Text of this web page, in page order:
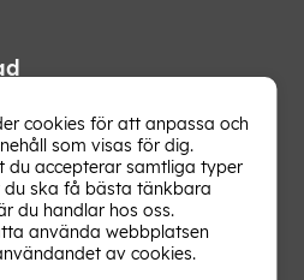
hetaste erbjudandena och
i din mejlkorg. Signa upp på
cookies för att anpassa och
som visas för dig.
du accepterar samtliga typer
ska få bästa tänkbara
du handlar hos oss.
använda webbplatsen
av cookies.